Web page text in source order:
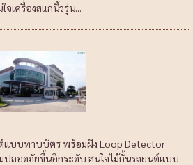
จเครื่องสแกนิ้วรุ่น...
แบบทาบบัตร พร้อมฝัง Loop Detector
ปลอดภัยขึ้นอีกระดับ สนใจไม้กั้นรถยนต์แบบ